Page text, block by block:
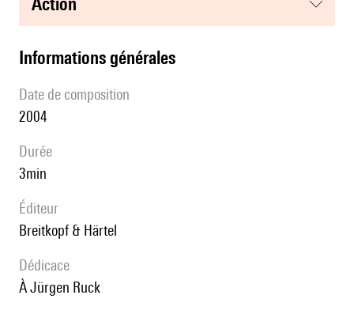
informations générales
date de composition
2004
durée
3min
éditeur
Breitkopf & Härtel
Dédicace
à Jürgen Ruck